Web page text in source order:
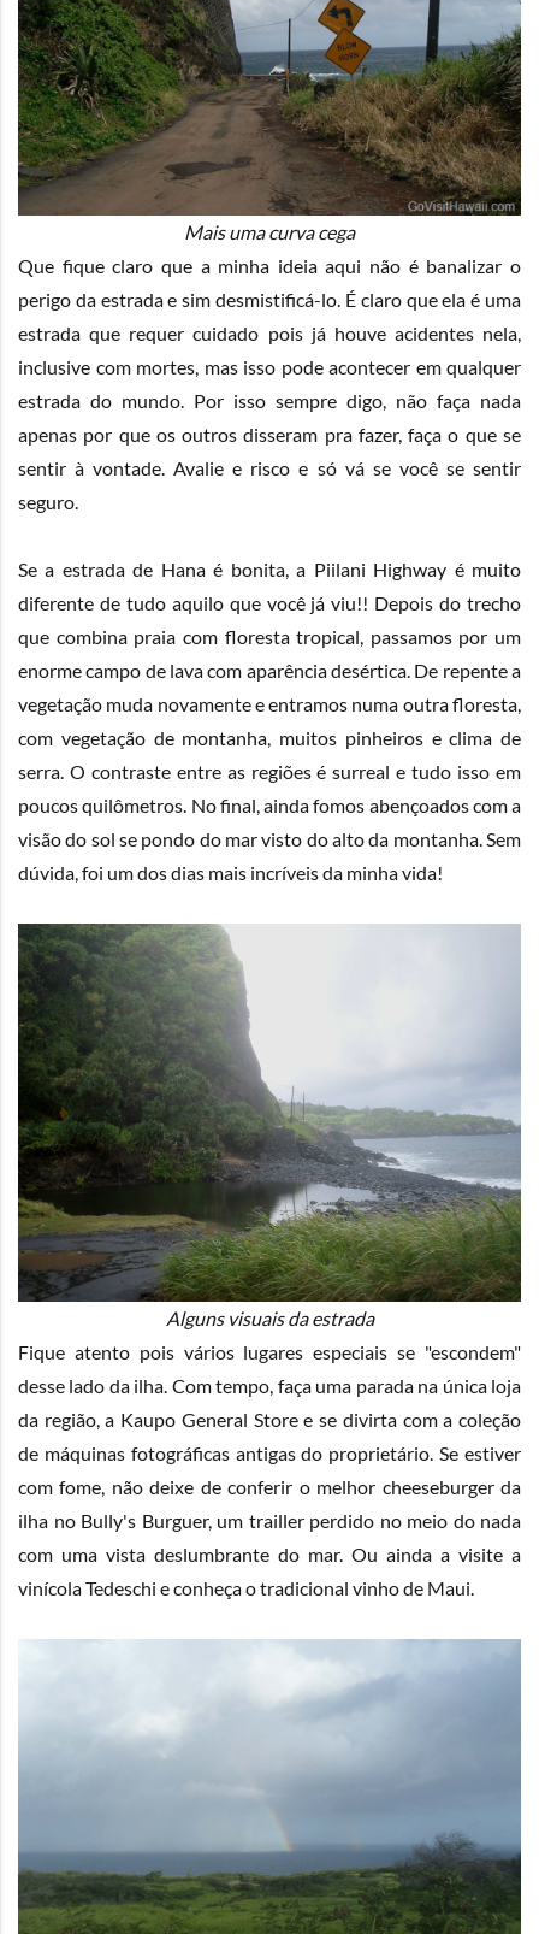
Mais uma curva cega
Que fique claro que a minha ideia aqui não é banalizar o
perigo da estrada e sim desmistificá-lo. É claro que ela é uma
estrada que requer cuidado pois já houve acidentes nela,
inclusive com mortes, mas isso pode acontecer em qualquer
estrada do mundo. Por isso sempre digo, não faça nada
apenas por que os outros disseram pra fazer, faça o que se
sentir à vontade. Avalie e risco e só vá se você se sentir
seguro.
Se a estrada de Hana é bonita, a Piilani Highway é muito
diferente de tudo aquilo que você já viu!! Depois do trecho
que combina praia com floresta tropical, passamos por um
enorme campo de lava com aparência desértica. De repente a
vegetação muda novamente e entramos numa outra floresta,
com vegetação de montanha, muitos pinheiros e clima de
serra. O contraste entre as regiões é surreal e tudo isso em
poucos quilômetros. No final, ainda fomos abençoados com a
visão do sol se pondo do mar visto do alto da montanha. Sem
dúvida, foi um dos dias mais incríveis da minha vida!
Alguns visuais da estrada
Fique atento pois vários lugares especiais se "escondem"
desse lado da ilha. Com tempo, faça uma parada na única loja
da região, a Kaupo General Storee se divirta com a coleção
de máquinas fotográficas antigas do proprietário. Se estiver
com fome, não deixe de conferir o melhor cheeseburger da
ilha no Bully's Burguer, um trailler perdido no meio do nada
com uma vista deslumbrante do mar. Ou ainda a visite a
vinícolaTedeschi e conheça o tradicional vinho de Maui.